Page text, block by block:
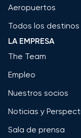
Aeropuertos
Todos los destinos
LA EMPRESA
The Team
Empleo
Nuestros socios
Noticias y
Sala de prensa